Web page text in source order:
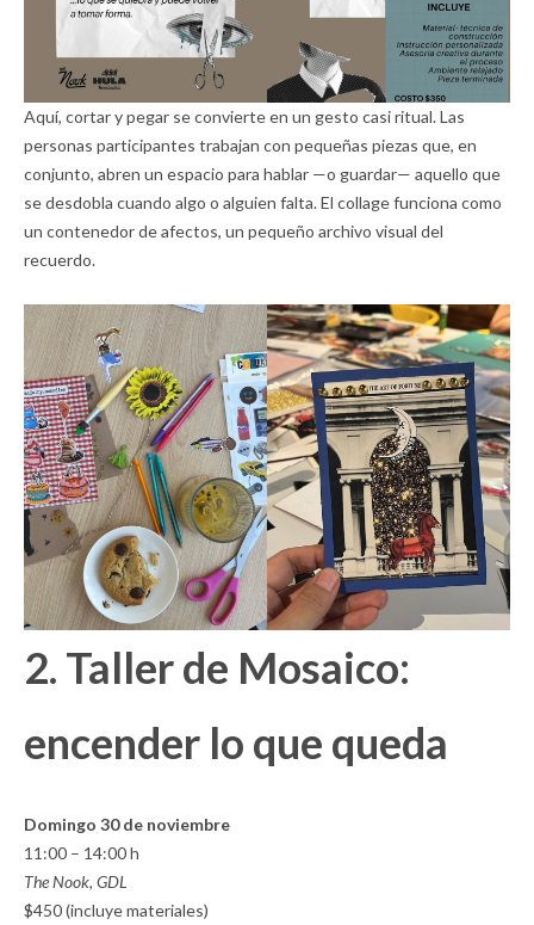
Aquí, cortar y pegar se convierte en un gesto casi ritual. Las
personas participantes trabajan con pequeñas piezas que, en
conjunto, abren un espacio para hablar —o guardar— aquello que
se desdobla cuando algo o alguien falta. El collage funciona como
un contenedor de afectos, un pequeño archivo visual del
recuerdo.
2. Taller de Mosaico:
encender lo que queda
Domingo 30 de noviembre
11:00 – 14:00 h
The Nook, GDL
$450 (incluye materiales)